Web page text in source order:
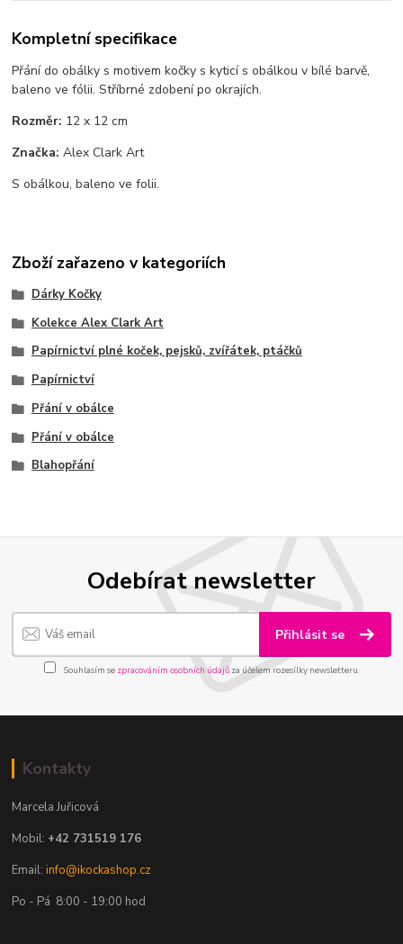
Kompletní specifikace
Přání do obálky s motivem kočky s kyticí s obálkou v bílé barvě,
baleno ve fólii. Stříbrné zdobení po okrajích.
Rozměr: 12 x 12 cm
Značka: Alex Clark Art
S obálkou, baleno ve folii.
Zboží zařazeno v kategoriích
Dárky Kočky
Kolekce Alex Clark Art
Papírnictví plné koček, pejsků, zvířátek, ptáčků
Papírnictví
Přání v obálce
Přání v obálce
Blahopřání
Odebírat newsletter
Přihlásit se
Souhlasím se zpracováním osobních údajůza účelem rozesílky newsletteru.
Kontakty
Marcela Juřicová
Mobil: +42 731519 176
Email:info@ikockashop.cz
Po - Pá 8:00 - 19:00 hod